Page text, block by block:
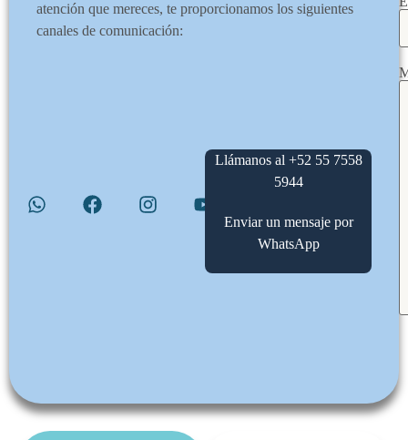
atención que mereces, te proporcionamos los siguientes
canales de comunicación:
Llámanos al +52 55 7558
5944
Enviar un mensaje por
WhatsApp